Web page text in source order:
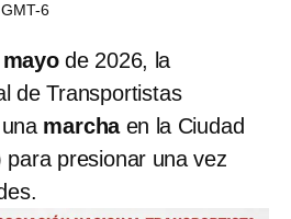
6
de 2026, la
de Transportistas
marchaen la Ciudad
para presionar una vez